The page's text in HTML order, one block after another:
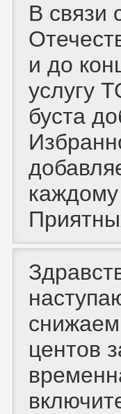
В связи
и до
услугу
буста
снижаем
центов